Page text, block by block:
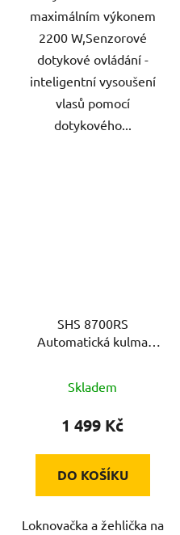
maximálním výkonem
2200 W,Senzorové
dotykové ovládání -
inteligentní vysoušení
vlasů pomocí
dotykového...
SHS 8700RS
Automatická kulma
Skladem
1 499 Kč
DO KOŠÍKU
Loknovačka a žehlička na